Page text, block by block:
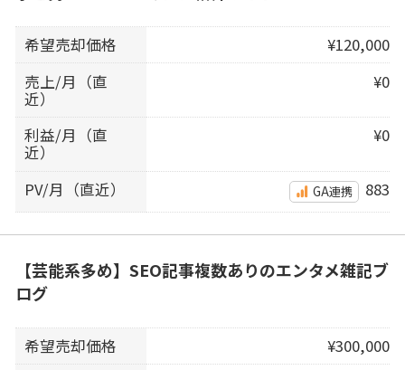
希望売却価格
¥120,000
売上/月（直
近）
¥0
利益/月（直
近）
¥0
PV/月（直近） GA連携 883
【芸能系多め】SEO記事複数ありのエンタメ雑記ブ
ログ
希望売却価格
¥300,000